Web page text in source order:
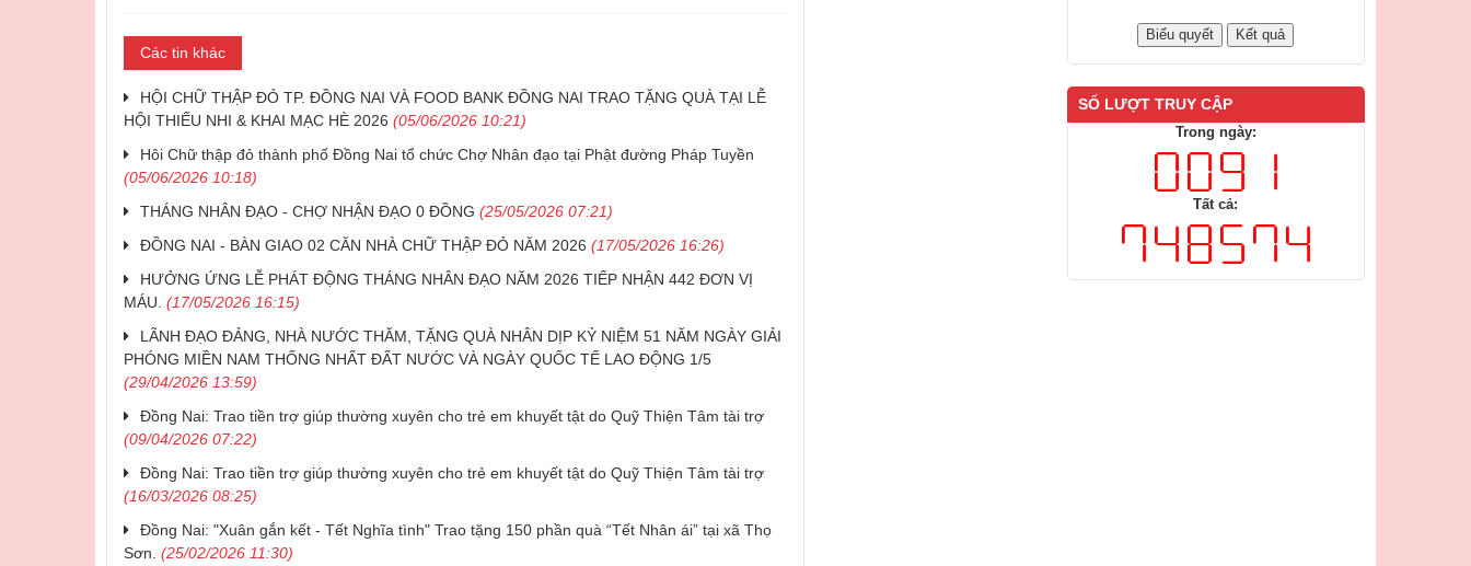
Các tin khác
HỘI CHỮ THẬP ĐỎ TP. ĐỒNG NAI VÀ FOOD BANK ĐỒNG NAI TRAO TẶNG QUÀ TẠI LỄ
HỘI THIẾU NHI & KHAI MẠC HÈ 2026 (05/06/2026 10:21)
Hôi Chữ thập đỏ thành phố Đồng Nai tổ chức Chợ Nhân đạo tại Phật đường Pháp Tuyền
(05/06/2026 10:18)
THÁNG NHÂN ĐẠO - CHỢ NHẬN ĐẠO 0 ĐỒNG (25/05/2026 07:21)
ĐỒNG NAI - BÀN GIAO 02 CĂN NHÀ CHỮ THẬP ĐỎ NĂM 2026 (17/05/2026 16:26)
HƯỞNG ỨNG LỄ PHÁT ĐỘNG THÁNG NHÂN ĐẠO NĂM 2026 TIẾP NHẬN 442 ĐƠN VỊ
MÁU. (17/05/2026 16:15)
LÃNH ĐẠO ĐẢNG, NHÀ NƯỚC THĂM, TẶNG QUÀ NHÂN DỊP KỶ NIỆM 51 NĂM NGÀY GIẢI
PHÓNG MIỀN NAM THỐNG NHẤT ĐẤT NƯỚC VÀ NGÀY QUỐC TẾ LAO ĐỘNG 1/5
(29/04/2026 13:59)
Đồng Nai: Trao tiền trợ giúp thường xuyên cho trẻ em khuyết tật do Quỹ Thiện Tâm tài trợ
(09/04/2026 07:22)
Đồng Nai: Trao tiền trợ giúp thường xuyên cho trẻ em khuyết tật do Quỹ Thiện Tâm tài trợ
(16/03/2026 08:25)
Đồng Nai: "Xuân gắn kết - Tết Nghĩa tình" Trao tặng 150 phần quà “Tết Nhân ái” tại xã Thọ
Sơn. (25/02/2026 11:30)
SỐ LƯỢT TRUY CẬP
Trong ngày:
Tất cả: